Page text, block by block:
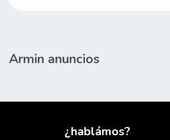
Armin anuncios
¿hablámos?